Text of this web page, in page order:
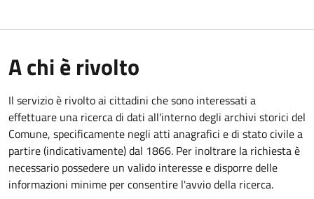
A chi è rivolto
Il servizio è rivolto ai cittadini che sono interessati a
effettuare una ricerca di dati all'interno degli archivi storici del
Comune, specificamente negli atti anagrafici e di stato civile a
partire (indicativamente) dal 1866. Per inoltrare la richiesta è
necessario possedere un valido interesse e disporre delle
informazioni minime per consentire l'avvio della ricerca.